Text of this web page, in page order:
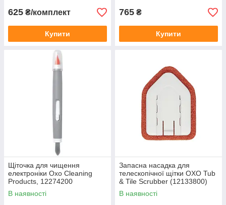
625 ₴/комплект
Купити
765 ₴
Купити
Щіточка для чищення
електроніки Oxo Cleaning
Products, 12274200
В наявності
Запасна насадка для
телескопічної щітки OXO Tub
& Tile Scrubber (12133800)
В наявності